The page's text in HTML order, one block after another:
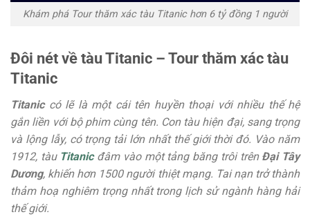
Khám phá Tour thăm xác tàu Titanic hơn 6 tỷ đồng 1 người
Đôi nét về tàu Titanic – Tour thăm xác tàu
Titanic
Titaniccó lẽ là một cái tên huyền thoại với nhiều thế hệ
gắn liền với bộ phim cùng tên. Con tàu hiện đại, sang trọng
và lộng lẫy, có trọng tải lớn nhất thế giới thời đó. Vào năm
1912, tàu Titanic đâm vào một tảng băng trôi trên Đại Tây
Dương, khiến hơn 1500 người thiệt mạng. Tai nạn trở thành
thảm hoạ nghiêm trọng nhất trong lịch sử ngành hàng hải
thế giới.